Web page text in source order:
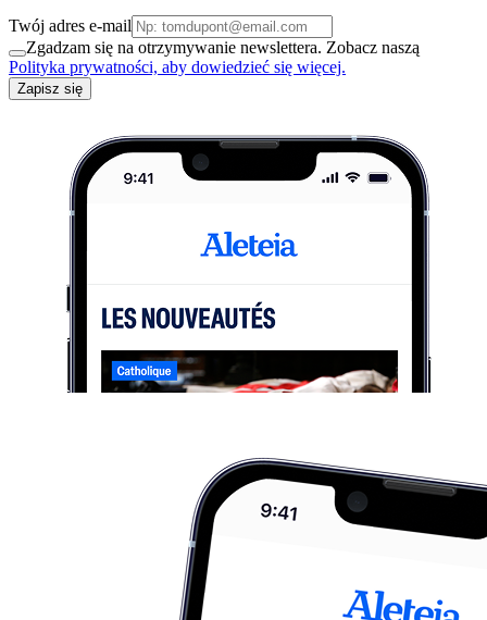
Twój adres e-mail
Zgadzam się na otrzymywanie newslettera. Zobacz naszą
Polityka prywatności, aby dowiedzieć się więcej.
Zapisz się